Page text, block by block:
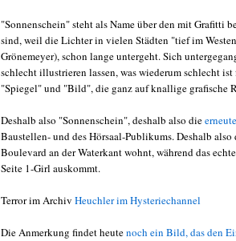
"Sonnenschein" steht als Name über den mit Grafitti
sind, weil die Lichter in vielen Städten "tief im
Grönemeyer), schon lange untergeht. Sich
schlecht illustrieren lassen, was wiederum schlecht
"Spiegel" und "Bild", die ganz auf knallige grafische
Deshalb also "Sonnenschein", deshalb also dieerneute
Baustellen- und des Hörsaal-Publikums. Deshalb
Boulevard an der Waterkant wohnt, während das
Seite 1-Girl auskommt.
Terror im Archiv Heuchler im Hysteriechannel
Die Anmerkung findet heutenoch ein Bild, das den